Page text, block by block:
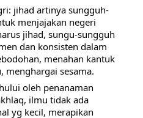
jihad artinya sungguh-
menjajakan negeri
jihad, sungu-sungguh
dan konsisten dalam
menahan kantuk
menghargai sesama.
oleh penanaman
ilmu tidak ada
yg kecil, merapikan